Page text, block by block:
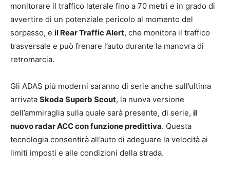
monitorare il traffico laterale fino a 70 metri e in grado di
avvertire di un potenziale pericolo al momento del
sorpasso, e il Rear Traffic Alert, che monitora il traffico
trasversale e può frenare l’auto durante la manovra di
retromarcia.
Gli ADAS più moderni saranno di serie anche sull’ultima
arrivata Skoda Superb Scout, la nuova versione
dell’ammiraglia sulla quale sarà presente, di serie, il
nuovo radar ACC con funzione predittiva. Questa
tecnologia consentirà all’auto di adeguare la velocità ai
limiti imposti e alle condizioni della strada.